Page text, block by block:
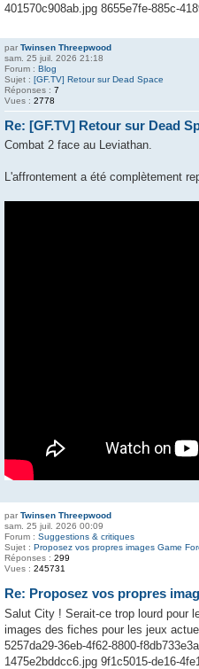
401570c908ab.jpg 8655e7fe-885c-
par Twinsen Threepwood
sam. 25 juil. 2026 21:18
Forum : Blog
Sujet : [GF.TV] Retour sur Dead Space
Réponses : 7
Vues : 2778
Re: [GF.TV] Retour sur Dead
Combat 2 face au Leviathan.
L'affrontement a été complètement
par Twinsen Threepwood
sam. 25 juil. 2026 00:09
Forum : Suggestions & critiques
Sujet : Proposez vos propres images Game
Réponses : 299
Vues : 245731
Re: Proposez vos propres
Salut City ! Serait-ce trop lourd pour
images des fiches pour les jeux
5257da29-36eb-4f62-8800-
1475e2bddcc6.jpg 9f1c5015-de16-